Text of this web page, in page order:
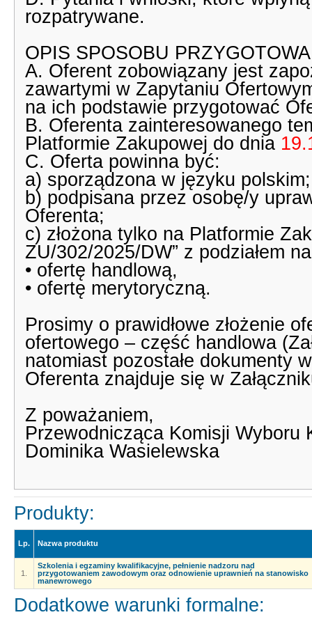
rozpatrywane.
OPIS SPOSOBU
A. Oferent zobowiązany jest
zawartymi w Zapytaniu
na ich podstawie przygotować
B. Oferenta zainteresowanego
Platformie Zakupowej do dnia
C. Oferta powinna być:
a) sporządzona w języku polskim;
b) podpisana przez osobę/y
Oferenta;
c) złożona tylko na Platformie
ZU/302/2025/DW” z podziałem
• ofertę handlową,
• ofertę merytoryczną.
Prosimy o prawidłowe złożenie
ofertowego – część handlowa
natomiast pozostałe dokumenty
Oferenta znajduje się w
Z poważaniem,
Przewodnicząca Komisji Wyboru
Dominika Wasielewska
Produkty:
Lp. Nazwa produktu
1.
Szkolenia i egzaminy kwalifikacyjne, pełnienie nadzoru nad
przygotowaniem zawodowym oraz odnowienie uprawnień na stanowisko
manewrowego
Dodatkowe warunki formalne: